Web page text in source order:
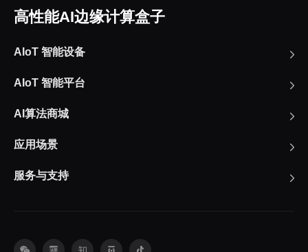
高性能AI边缘计算盒子
AIoT 智能设备
AIoT 智能平台
AI算法商城
应用场景
服务与支持